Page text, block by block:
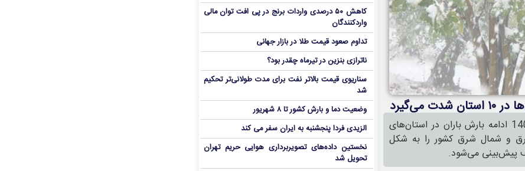
بر اساس گزارش سازمان هواشناسی امروز شنبه هشتم مهرماه 1403 ادامه بارش باران در استان‌های
و شمال شرق کشور را به شکل
پیش‌بینی می‌شود.
کاهش ۵۰ درصدی واردات برنج در پی افت توان مالی
واردکنندگان
تداوم صعود قیمت طلا در بازار جهانی
ناترازی بنزین در تیرماه چقدر بود؟
سناریوی قیمت بالاتر نفت برای مدت طولانی‌تر تحکیم
شد
وضعیت دما و بارش کشور تا ۸ شهریور
الزیدی فردا پنجشنبه به ایران سفر می کند
نخستین داده‌های تصویربرداری هوایی حریم تهران
تحویل شد